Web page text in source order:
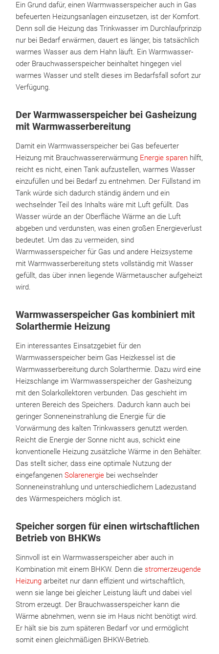
Ein Grund dafür, einen Warmwasserspeicher auch in Gas
befeuerten Heizungsanlagen einzusetzen, ist der Komfort.
Denn soll die Heizung das Trinkwasser im Durchlaufprinzip
nur bei Bedarf erwärmen, dauert es länger, bis tatsächlich
warmes Wasser aus dem Hahn läuft. Ein Warmwasser-
oder Brauchwasserspeicher beinhaltet hingegen viel
warmes Wasser und stellt dieses im Bedarfsfall sofort zur
Verfügung.
Der Warmwasserspeicher bei Gasheizung
mit Warmwasserbereitung
Damit ein Warmwasserspeicher bei Gas befeuerter
Heizung mit Brauchwassererwärmung Energie sparen hilft,
reicht es nicht, einen Tank aufzustellen, warmes Wasser
einzufüllen und bei Bedarf zu entnehmen. Der Füllstand im
Tank würde sich dadurch ständig ändern und ein
wechselnder Teil des Inhalts wäre mit Luft gefüllt. Das
Wasser würde an der Oberfläche Wärme an die Luft
abgeben und verdunsten, was einen großen Energieverlust
bedeutet. Um das zu vermeiden, sind
Warmwasserspeicher für Gas und andere Heizsysteme
mit Warmwasserbereitung stets vollständig mit Wasser
gefüllt, das über innen liegende Wärmetauscher aufgeheizt
wird.
Warmwasserspeicher Gas kombiniert mit
Solarthermie Heizung
Ein interessantes Einsatzgebiet für den
Warmwasserspeicher beim Gas Heizkessel ist die
Warmwasserbereitung durch Solarthermie. Dazu wird eine
Heizschlange im Warmwasserspeicher der Gasheizung
mit den Solarkollektoren verbunden. Das geschieht im
unteren Bereich des Speichers. Dadurch kann auch bei
geringer Sonneneinstrahlung die Energie für die
Vorwärmung des kalten Trinkwassers genutzt werden.
Reicht die Energie der Sonne nicht aus, schickt eine
konventionelle Heizung zusätzliche Wärme in den Behälter.
Das stellt sicher, dass eine optimale Nutzung der
eingefangenen Solarenergie bei wechselnder
Sonneneinstrahlung und unterschiedlichem Ladezustand
des Wärmespeichers möglich ist.
Speicher sorgen für einen wirtschaftlichen
Betrieb von BHKWs
Sinnvoll ist ein Warmwasserspeicher aber auch in
Kombination mit einem BHKW. Denn die stromerzeugende
Heizung arbeitet nur dann effizient und wirtschaftlich,
wenn sie lange bei gleicher Leistung läuft und dabei viel
Strom erzeugt. Der Brauchwasserspeicher kann die
Wärme abnehmen, wenn sie im Haus nicht benötigt wird.
Er hält sie bis zum späteren Bedarf vor und ermöglicht
somit einen gleichmäßigen BHKW-Betrieb.